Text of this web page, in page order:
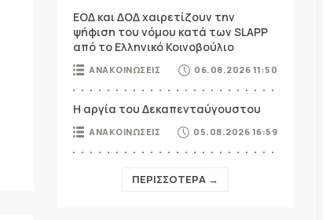
ΕΟΔ και ΔΟΔ χαιρετίζουν την
ψήφιση του νόμου κατά των SLAPP
από το Ελληνικό Κοινοβούλιο
ΑΝΑΚΟΙΝΩΣΕΙΣ 06.08.2026 11:50
Η αργία του Δεκαπενταύγουστου
ΑΝΑΚΟΙΝΩΣΕΙΣ 05.08.2026 16:59
ΠΕΡΙΣΣΟΤΕΡΑ →